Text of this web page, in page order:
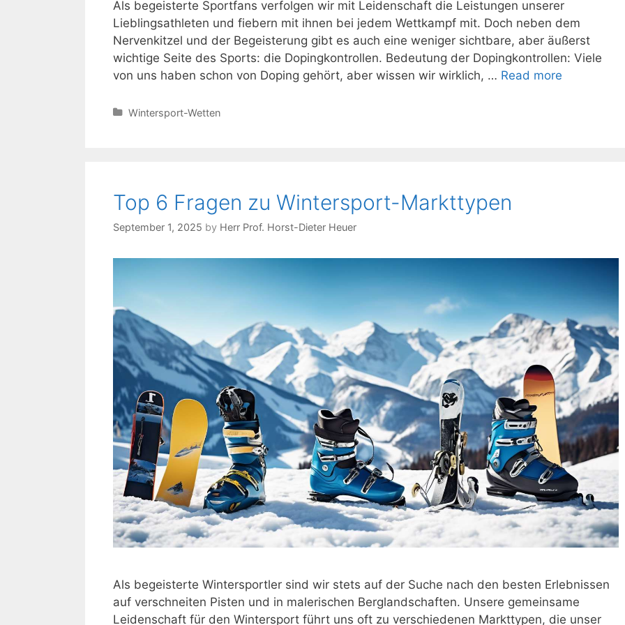
Als begeisterte Sportfans verfolgen wir mit Leidenschaft die Leistungen unserer
Lieblingsathleten und fiebern mit ihnen bei jedem Wettkampf mit. Doch neben dem
Nervenkitzel und der Begeisterung gibt es auch eine weniger sichtbare, aber äußerst
wichtige Seite des Sports: die Dopingkontrollen. Bedeutung der Dopingkontrollen: Viele
von uns haben schon von Doping gehört, aber wissen wir wirklich, … Read more
Categories
Wintersport-Wetten
Top 6 Fragen zu Wintersport-Markttypen
September 1, 2025 by Herr Prof. Horst-Dieter Heuer
Als begeisterte Wintersportler sind wir stets auf der Suche nach den besten Erlebnissen
auf verschneiten Pisten und in malerischen Berglandschaften. Unsere gemeinsame
Leidenschaft für den Wintersport führt uns oft zu verschiedenen Markttypen, die unser